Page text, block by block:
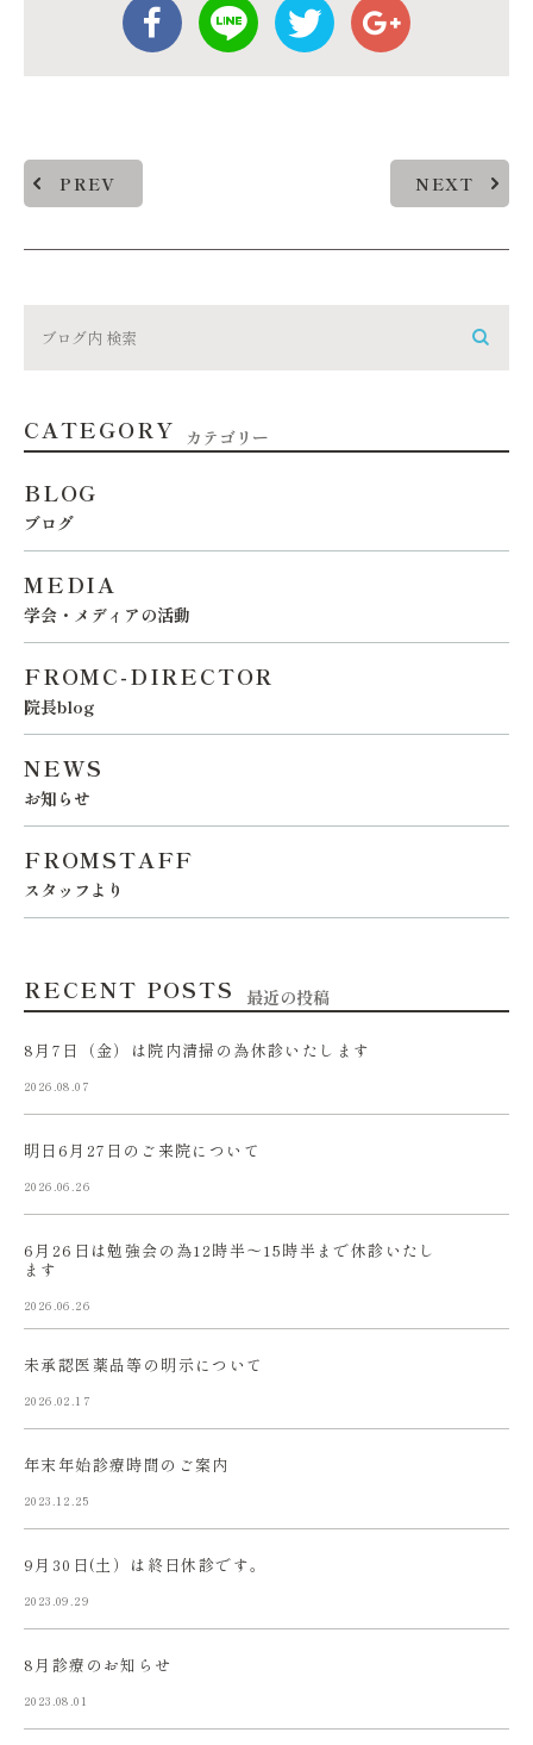
PREV NEXT
CATEGORY カテゴリー
BLOG
ブログ
MEDIA
学会・メディアの活動
FROMC-DIRECTOR
院長blog
NEWS
お知らせ
FROMSTAFF
スタッフより
RECENT POSTS 最近の投稿
8月7日（金）は院内清掃の為休診いたします
2026.08.07
明日6月27日のご来院について
2026.06.26
6月26日は勉強会の為12時半〜15時半まで休診いたし
ます
2026.06.26
未承認医薬品等の明示について
2026.02.17
年末年始診療時間のご案内
2023.12.25
9月30日(土）は終日休診です。
2023.09.29
8月診療のお知らせ
2023.08.01